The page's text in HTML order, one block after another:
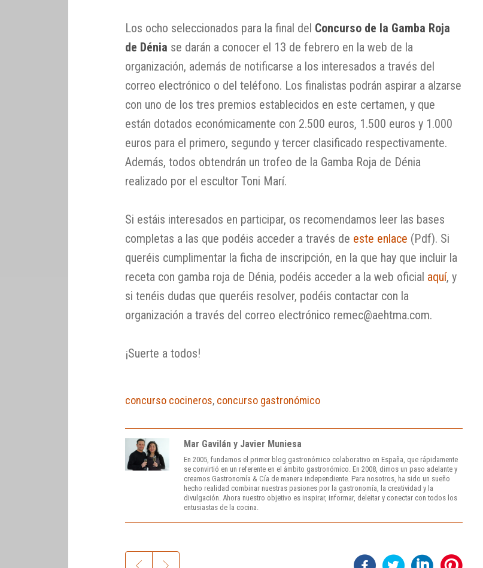
Los ocho seleccionados para la final del Concurso de la Gamba Roja
de Dénia se darán a conocer el 13 de febrero en la web de la
organización, además de notificarse a los interesados a través del
correo electrónico o del teléfono. Los finalistas podrán aspirar a alzarse
con uno de los tres premios establecidos en este certamen, y que
están dotados económicamente con 2.500 euros, 1.500 euros y 1.000
euros para el primero, segundo y tercer clasificado respectivamente.
Además, todos obtendrán un trofeo de la Gamba Roja de Dénia
realizado por el escultor Toni Marí.
Si estáis interesados en participar, os recomendamos leer las bases
completas a las que podéis acceder a través de este enlace (Pdf). Si
queréis cumplimentar la ficha de inscripción, en la que hay que incluir la
receta con gamba roja de Dénia, podéis acceder a la web oficial aquí, y
si tenéis dudas que queréis resolver, podéis contactar con la
organización a través del correo electrónico remec@aehtma.com.
¡Suerte a todos!
concurso cocineros, concurso gastronómico
Mar Gavilán y Javier Muniesa
En 2005, fundamos el primer blog gastronómico colaborativo en España, que rápidamente
se convirtió en un referente en el ámbito gastronómico. En 2008, dimos un paso adelante y
creamos Gastronomía & Cía de manera independiente. Para nosotros, ha sido un sueño
hecho realidad combinar nuestras pasiones por la gastronomía, la creatividad y la
divulgación. Ahora nuestro objetivo es inspirar, informar, deleitar y conectar con todos los
entusiastas de la cocina.